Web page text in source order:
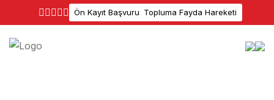
Ön Kayıt Başvuru Topluma Fayda Hareketi